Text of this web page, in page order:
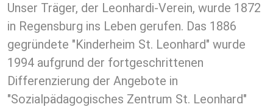
Unser Träger, der Leonhardi-Verein, wurde 1872
in Regensburg ins Leben gerufen. Das 1886
gegründete "Kinderheim St. Leonhard" wurde
1994 aufgrund der fortgeschrittenen
Differenzierung der Angebote in
"Sozialpädagogisches Zentrum St. Leonhard"